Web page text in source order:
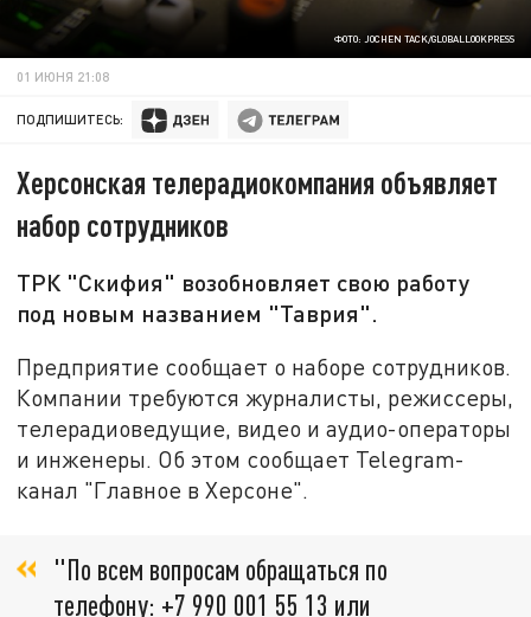
ФОТО: JOCHEN TACK/GLOBALLOOKPRESS
01 ИЮНЯ 21:08
ПОДПИШИТЕСЬ:
Херсонская телерадиокомпания объявляет
набор сотрудников
ТРК "Скифия" возобновляет свою работу
под новым названием "Таврия".
Предприятие сообщает о наборе сотрудников.
Компании требуются журналисты, режиссеры,
телерадиоведущие, видео и аудио-операторы
и инженеры. Об этом сообщает Telegram-
канал "Главное в Херсоне".
"По всем вопросам обращаться по
телефону: +7 990 001 55 13 или